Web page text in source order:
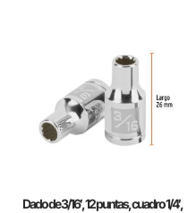
Dado de 3/16′, 12 puntas, cuadro 1/4′,